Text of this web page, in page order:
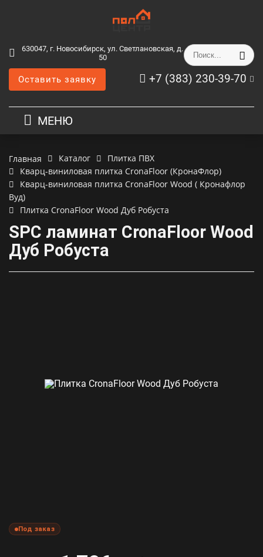
630047, г. Новосибирск, ул. Светлановская, д.
50
+7 (383) 230-39-70
Оставить заявку
МЕНЮ
Главная Каталог
Плитка ПВХ
Кварц-виниловая плитка CronaFloor (КронаФлор)
Кварц-виниловая плитка CronaFloor Wood ( Кронафлор
Вуд)
Плитка CronaFloor Wood Дуб Робуста
SPC ламинат CronaFloor Wood
Дуб Робуста
Под заказ